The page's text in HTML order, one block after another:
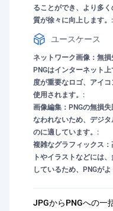
ることができ、より多
質が徐々に向上します。:
ユースケース
ネットワーク画像：無損
PNGはインターネット
度が重要なロゴ、アイ
使用されます。:
画像編集：PNGの無損
なわれないため、デジ
のに適しています。:
複雑なグラフィックス
トやイラストなどには
しているため、PNGが
JPGからPNGへの一